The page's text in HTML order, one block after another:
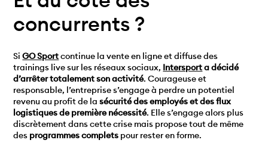
concurrents ?
SiGO Sportcontinue la vente en ligne et diffuse des
trainings live sur les réseaux sociaux, Intersporta décidé
d’arrêter totalement son activité. Courageuse et
responsable, l’entreprise s’engage à perdre un potentiel
revenu au profit de lasécurité des employés et des flux
logistiques de première nécessité. Elle s’engage alors plus
discrètement dans cette crise mais propose tout de même
des programmes complets pour rester en forme.